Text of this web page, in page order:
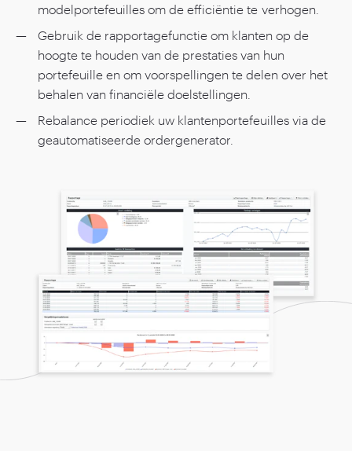
modelportefeuilles om de efficiëntie te verhogen.
Gebruik de rapportagefunctie om klanten op de
hoogte te houden van de prestaties van hun
portefeuille en om voorspellingen te delen over het
behalen van financiële doelstellingen.
Rebalance periodiek uw klantenportefeuilles via de
geautomatiseerde ordergenerator.